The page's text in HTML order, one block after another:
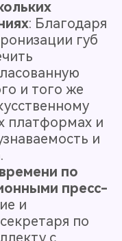
: Благодаря
губ
и того же
платформах и
и
по
пресс-
и
по
с